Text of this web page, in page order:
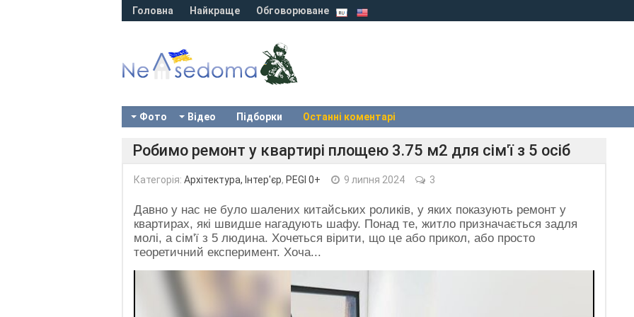
Головна Найкраще Обговорюване
Фото Відео Підборки Останні коментарі
Робимо ремонт у квартирі площею 3.75 м2 для сім'ї з 5 осіб
Категорія: Архітектура, Інтер'єр, PEGI 0+ 9 липня 2024 3
Давно у нас не було шалених китайських роликів, у яких показують ремонт у
квартирах, які швидше нагадують шафу. Понад те, житло призначається задля
молі, а сім'ї з 5 людина. Хочеться вірити, що це або прикол, або просто
теоретичний експеримент. Хоча...